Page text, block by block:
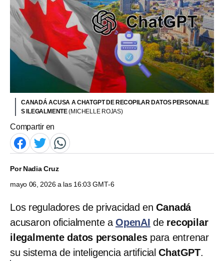
CANADÁ ACUSA A CHATGPT DE RECOPILAR DATOS PERSONALE
S ILEGALMENTE(MICHELLE ROJAS)
Compartir en
PorNadia Cruz
mayo 06, 2026 a las 16:03 GMT-6
Los reguladores de privacidad enCanadá
acusaron oficialmente a OpenAI de recopilar
ilegalmente datos personales para entrenar
su sistema de inteligencia artificialChatGPT.